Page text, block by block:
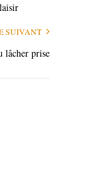
SUIVANT
lâcher prise